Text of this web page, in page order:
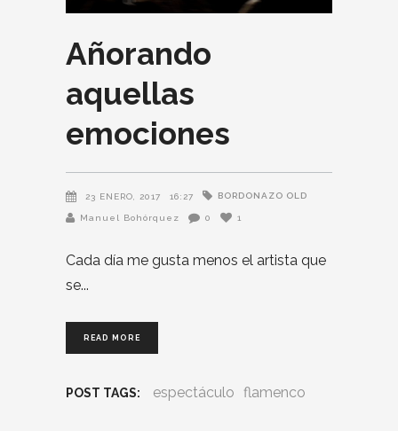
Añorando
aquellas
emociones
23 ENERO, 2017 16:27 BORDONAZO OLD
Manuel Bohórquez 0 1
Cada día me gusta menos el artista que
se
READ MORE
POST TAGS: espectáculo flamenco